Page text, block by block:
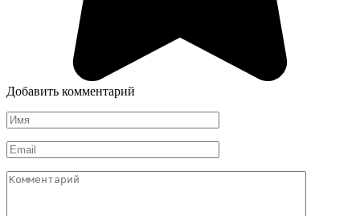
Добавить комментарий
Имя
*
Email
*
Комментарий